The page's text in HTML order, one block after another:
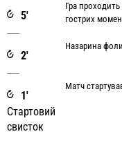
5'
Гра
гострих
2'
Назарина
1'
Стартовий
свисток
Матч